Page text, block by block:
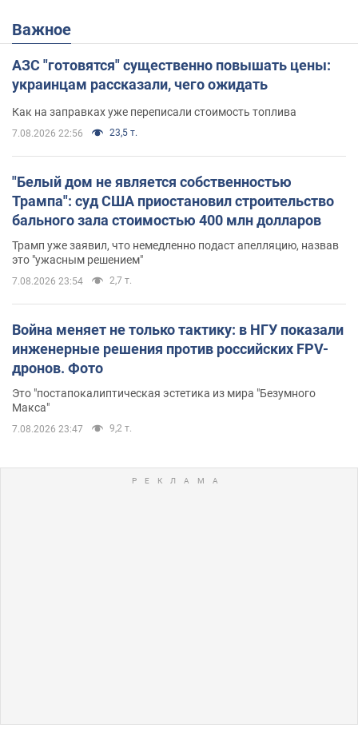
Важное
АЗС "готовятся" существенно повышать цены:
украинцам рассказали, чего ожидать
Как на заправках уже переписали стоимость топлива
7.08.2026 22:56 23,5 т.
"Белый дом не является собственностью
Трампа": суд США приостановил строительство
бального зала стоимостью 400 млн долларов
Трамп уже заявил, что немедленно подаст апелляцию, назвав
это "ужасным решением"
7.08.2026 23:54 2,7 т.
Война меняет не только тактику: в НГУ показали
инженерные решения против российских FPV-
дронов. Фото
Это "постапокалиптическая эстетика из мира "Безумного
Макса"
7.08.2026 23:47 9,2 т.